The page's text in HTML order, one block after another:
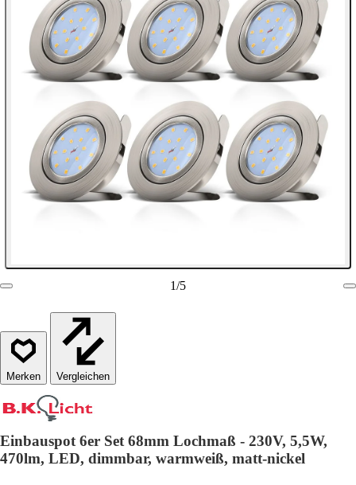
1/5
Vergleichen
Einbauspot 6er Set 68mm Lochmaß - 230V, 5,5W,
470lm, LED, dimmbar, warmweiß, matt-nickel